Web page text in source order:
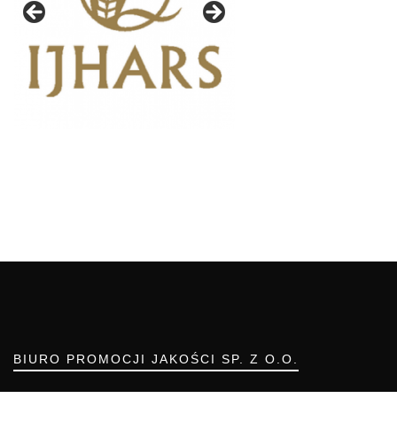
BIURO PROMOCJI JAKOŚCI SP. Z O.O.